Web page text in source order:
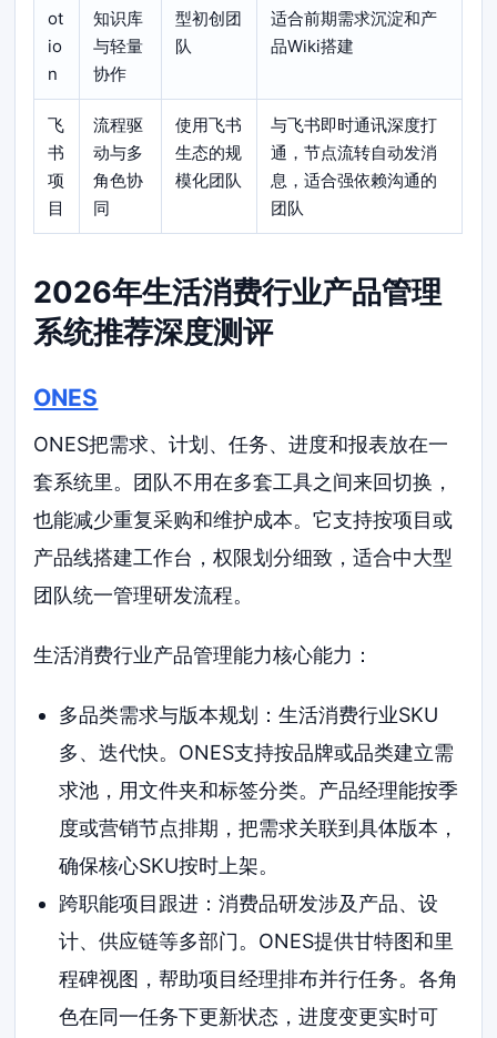
ot
io
n
知识库
与轻量
协作
型初创团
队
适合前期需求沉淀和产
品Wiki搭建
飞
书
项
目
流程驱
动与多
角色协
同
使用飞书
生态的规
模化团队
与飞书即时通讯深度打
通，节点流转自动发消
息，适合强依赖沟通的
团队
2026年生活消费行业产品管理
系统推荐深度测评
ONES
ONES把需求、计划、任务、进度和报表放在一
套系统里。团队不用在多套工具之间来回切换，
也能减少重复采购和维护成本。它支持按项目或
产品线搭建工作台，权限划分细致，适合中大型
团队统一管理研发流程。
生活消费行业产品管理能力核心能力：
多品类需求与版本规划：生活消费行业SKU
多、迭代快。ONES支持按品牌或品类建立需
求池，用文件夹和标签分类。产品经理能按季
度或营销节点排期，把需求关联到具体版本，
确保核心SKU按时上架。
跨职能项目跟进：消费品研发涉及产品、设
计、供应链等多部门。ONES提供甘特图和里
程碑视图，帮助项目经理排布并行任务。各角
色在同一任务下更新状态，进度变更实时可